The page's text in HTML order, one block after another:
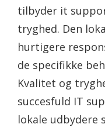
tilbyder it
tryghed. Den
hurtigere
de specifikke
Kvalitet og
succesfuld IT
lokale